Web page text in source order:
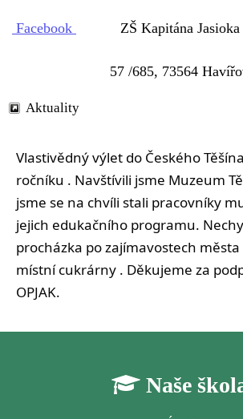
Facebook ZŠ Kapitána
57 /685, 73564
Aktuality
Vlastivědný výlet do Českého
ročníku . Navštívili jsme Muzeum
jsme se na chvíli stali pracovníky
jejich edukačního programu.
procházka po zajímavostech
místní cukrárny . Děkujeme za
OPJAK.
Naše